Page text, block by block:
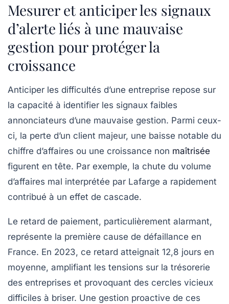
Mesurer et anticiper les signaux
d’alerte liés à une mauvaise
gestion pour protéger la
croissance
Anticiper les difficultés d’une entreprise repose sur
la capacité à identifier les signaux faibles
annonciateurs d’une mauvaise gestion. Parmi ceux-
ci, la perte d’un client majeur, une baisse notable du
chiffre d’affaires ou une croissance non maîtrisée
figurent en tête. Par exemple, la chute du volume
d’affaires mal interprétée par Lafarge a rapidement
contribué à un effet de cascade.
Le retard de paiement, particulièrement alarmant,
représente la première cause de défaillance en
France. En 2023, ce retard atteignait 12,8 jours en
moyenne, amplifiant les tensions sur la trésorerie
des entreprises et provoquant des cercles vicieux
difficiles à briser. Une gestion proactive de ces